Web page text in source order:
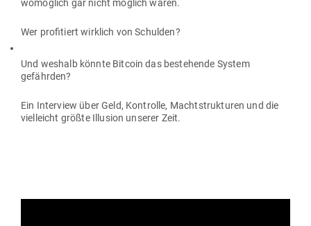
womöglich gar nicht möglich wären.
Wer pro­fi­tiert wirklich von Schulden?
Und weshalb könnte Bitcoin das bestehende System
gefährden?
Ein Interview über Geld, Kon­trolle, Macht­struk­turen und die
viel­leicht größte Illusion unserer Zeit.